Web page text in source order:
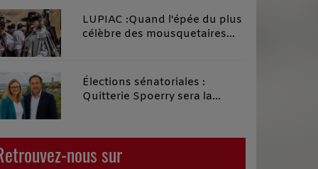
LUPIAC :Quand l'épée du plus
célèbre des mousquetaires
d'incroyables étincelles !
Élections sénatoriales :
Quitterie Spoerry sera la
nous sur